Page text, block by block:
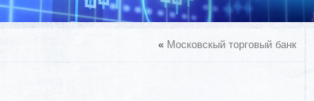
« Московскый торговый банк